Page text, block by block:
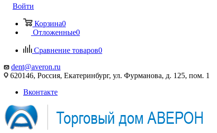
Войти
Корзина0
Отложенные0
Сравнение товаров0
dent@averon.ru
620146, Россия, Екатеринбург, ул. Фурманова, д. 125, пом. 1
Вконтакте